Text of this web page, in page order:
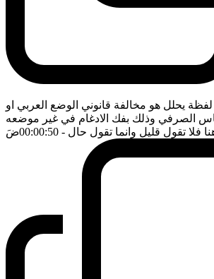
يحلل هو مخالفة قانوني الوضع العربي او
الصرفي وذلك بفك الادغام في غير موضعه
فلا تقول قليل وانما تقول حال - 00:00:50 ضَ